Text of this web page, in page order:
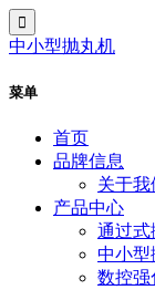
中小型抛丸机
菜单
首页
品牌信息
关于我
产品中心
通过式
中小型
数控强